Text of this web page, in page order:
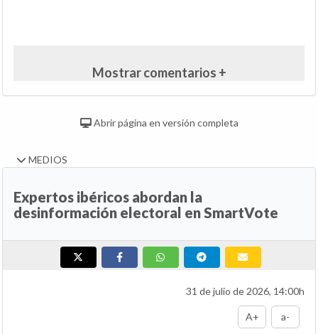
Mostrar comentarios +
Abrir página en versión completa
MEDIOS
Expertos ibéricos abordan la
desinformación electoral en SmartVote
31 de julio de 2026, 14:00h
A+ a-